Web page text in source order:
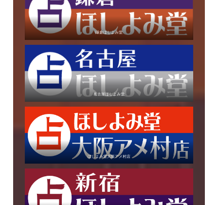
鎌倉ほしよみ堂
名古屋ほしよみ堂
ほしよみ堂大阪アメ村店